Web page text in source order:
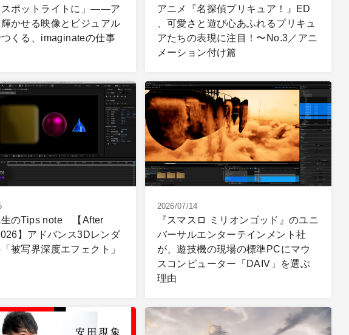
スポットライトに」――ア
かせる映像とビジュアル
くる、imaginateの仕事
アニメ『名探偵プリキュア！』ED
、可愛さと遊び心あふれるプリキュ
アたちの表現に注目！〜No.3／アニ
メーション付け篇
生のTips note 【After
】アドバンス3Dレンダ
被写界深度エフェクト」
2026/07/14
『スマスロ ミリオンゴッド』のユニ
バーサルエンターテインメント社
が、遊技機の現場の標準PCにマウ
スコンピューター「DAIV」を選ぶ
理由